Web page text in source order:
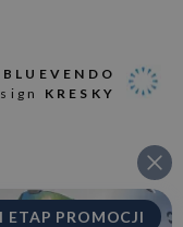
ETAP PROMOCJI
BLUEVENDO
KRESKY